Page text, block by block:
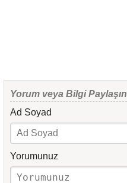
Yorum veya Bilgi Paylaşın
Ad Soyad
Yorumunuz